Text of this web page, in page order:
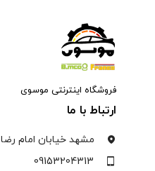
فروشگاه اینترنتی موسوی
ارتباط با ما
مشهد خیابان امام رضا
09153204313